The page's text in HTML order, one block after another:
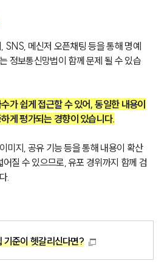
SNS, 메신저 오픈채팅 등을 통해 명예
정보통신망법이 함께 문제 될 수 있습
가 쉽게 접근할 수 있어, 동일한 내용이
게 평가되는 경향이 있습니다.
미지, 공유 기능 등을 통해 내용이 확산
질 수 있으므로, 유포 경위까지 함께 검
.
기준이 헷갈리신다면?